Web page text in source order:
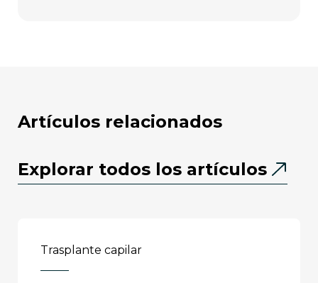
artículos relacionados
Explorar todos los artículos
trasplante capilar